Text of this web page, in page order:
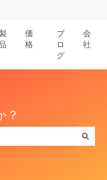
ューを表示
価
格
ブ
ロ
グ
会
社
？